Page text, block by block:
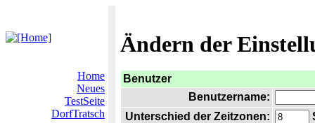
Ändern der
Home
Neues
TestSeite
DorfTratsch
Benutzer
Benutzername:
Unterschied der Zeitzonen: